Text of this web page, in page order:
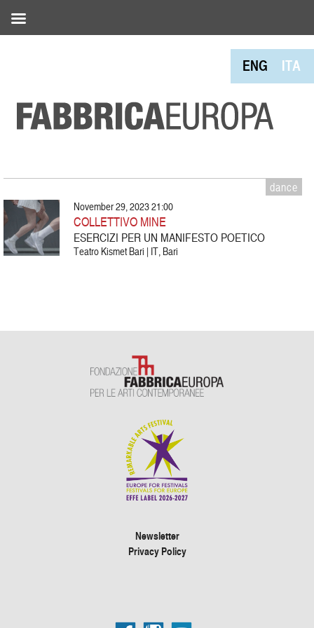
ENG ITA
dance
November 29, 2023 21:00
COLLETTIVO MINE
ESERCIZI PER UN MANIFESTO POETICO
Teatro Kismet Bari | IT, Bari
Newsletter
Privacy Policy